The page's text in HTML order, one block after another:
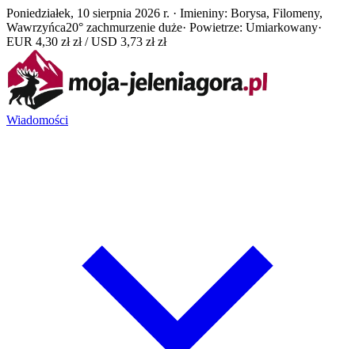
Poniedziałek, 10 sierpnia 2026 r. · Imieniny: Borysa, Filomeny,
Wawrzyńca20° zachmurzenie duże· Powietrze: Umiarkowany·
EUR 4,30 zł zł / USD 3,73 zł zł
Wiadomości